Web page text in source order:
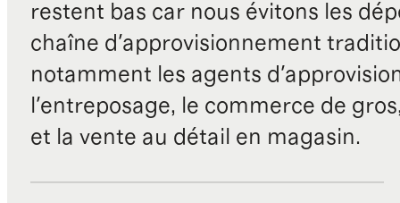
restent bas car nous évitons les
chaîne d'approvisionnement
notamment les agents
l'entreposage, le commerce de
et la vente au détail en magasin.